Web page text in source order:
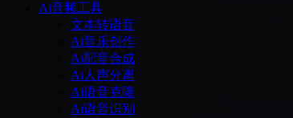
Ai音频工具
文本转语音
Ai音乐创作
Ai配音合成
Ai人声分离
Ai语音克隆
Ai语音识别